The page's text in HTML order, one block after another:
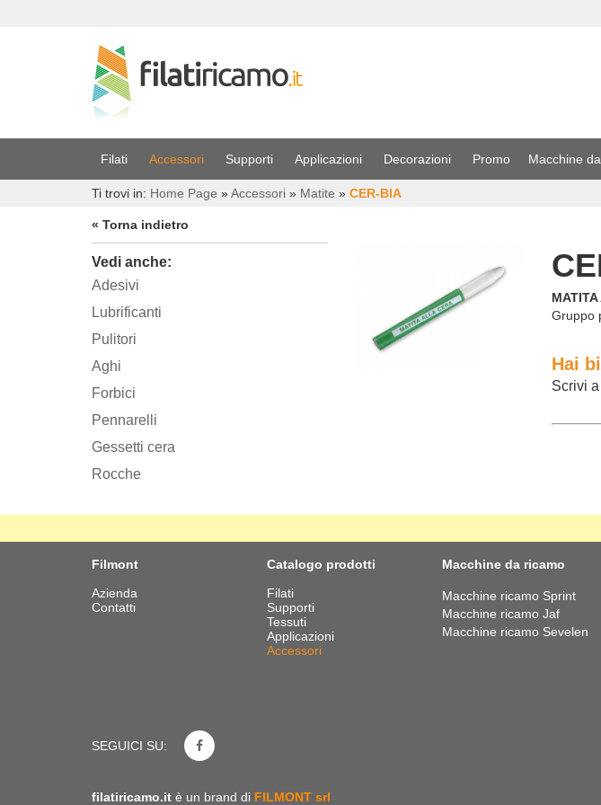
Filati Accessori Supporti Applicazioni Decorazioni Promo Macchine
Ti trovi in: Home Page »Accessori » Matite » CER-BIA
« Torna indietro
Vedi anche:
Adesivi
Lubrificanti
Pulitori
Aghi
Forbici
Pennarelli
Gessetti cera
Rocche
Gruppo
Hai
Scrivi a
Filmont
Azienda
Contatti
Catalogo prodotti
Filati
Supporti
Tessuti
Applicazioni
Accessori
Macchine da ricamo
Macchine ricamo Sprint
Macchine ricamo Jaf
Macchine ricamo Sevelen
SEGUICI SU:
filatiricamo.it è un brand di FILMONT srl